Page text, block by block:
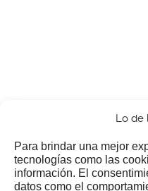
Lo de
Para brindar una mejor
tecnologías como las
información. El
datos como el
¿Nos invitas a un